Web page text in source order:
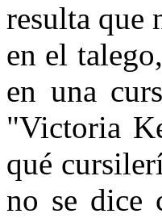
resulta que
en el
en una
"Victoria
qué
no se dice